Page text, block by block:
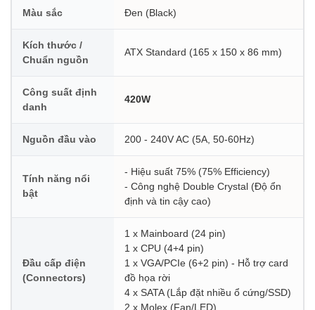
Màu sắc Đen (Black)
Kích thước /
Chuẩn nguồn
ATX Standard (165 x 150 x 86 mm)
Công suất định
danh
420W
Nguồn đầu vào 200 - 240V AC (5A, 50-60Hz)
Tính năng nổi
bật
- Hiệu suất 75% (75% Efficiency)
- Công nghệ Double Crystal (Độ ổn
định và tin cậy cao)
Đầu cấp điện
(Connectors)
1 x Mainboard (24 pin)
1 x CPU (4+4 pin)
1 x VGA/PCIe (6+2 pin) - Hỗ trợ card
đồ họa rời
4 x SATA (Lắp đặt nhiều ổ cứng/SSD)
2 x Molex (Fan/LED)